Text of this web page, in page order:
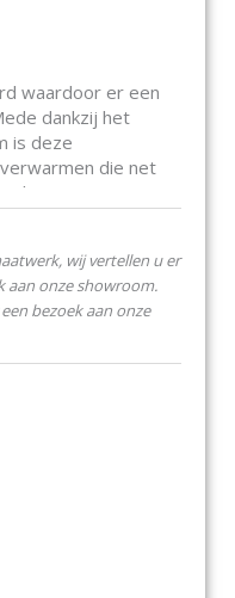
waardoor er een
dankzij het
is deze
die net
wij vertellen u er
aan onze showroom.
bezoek aan onze